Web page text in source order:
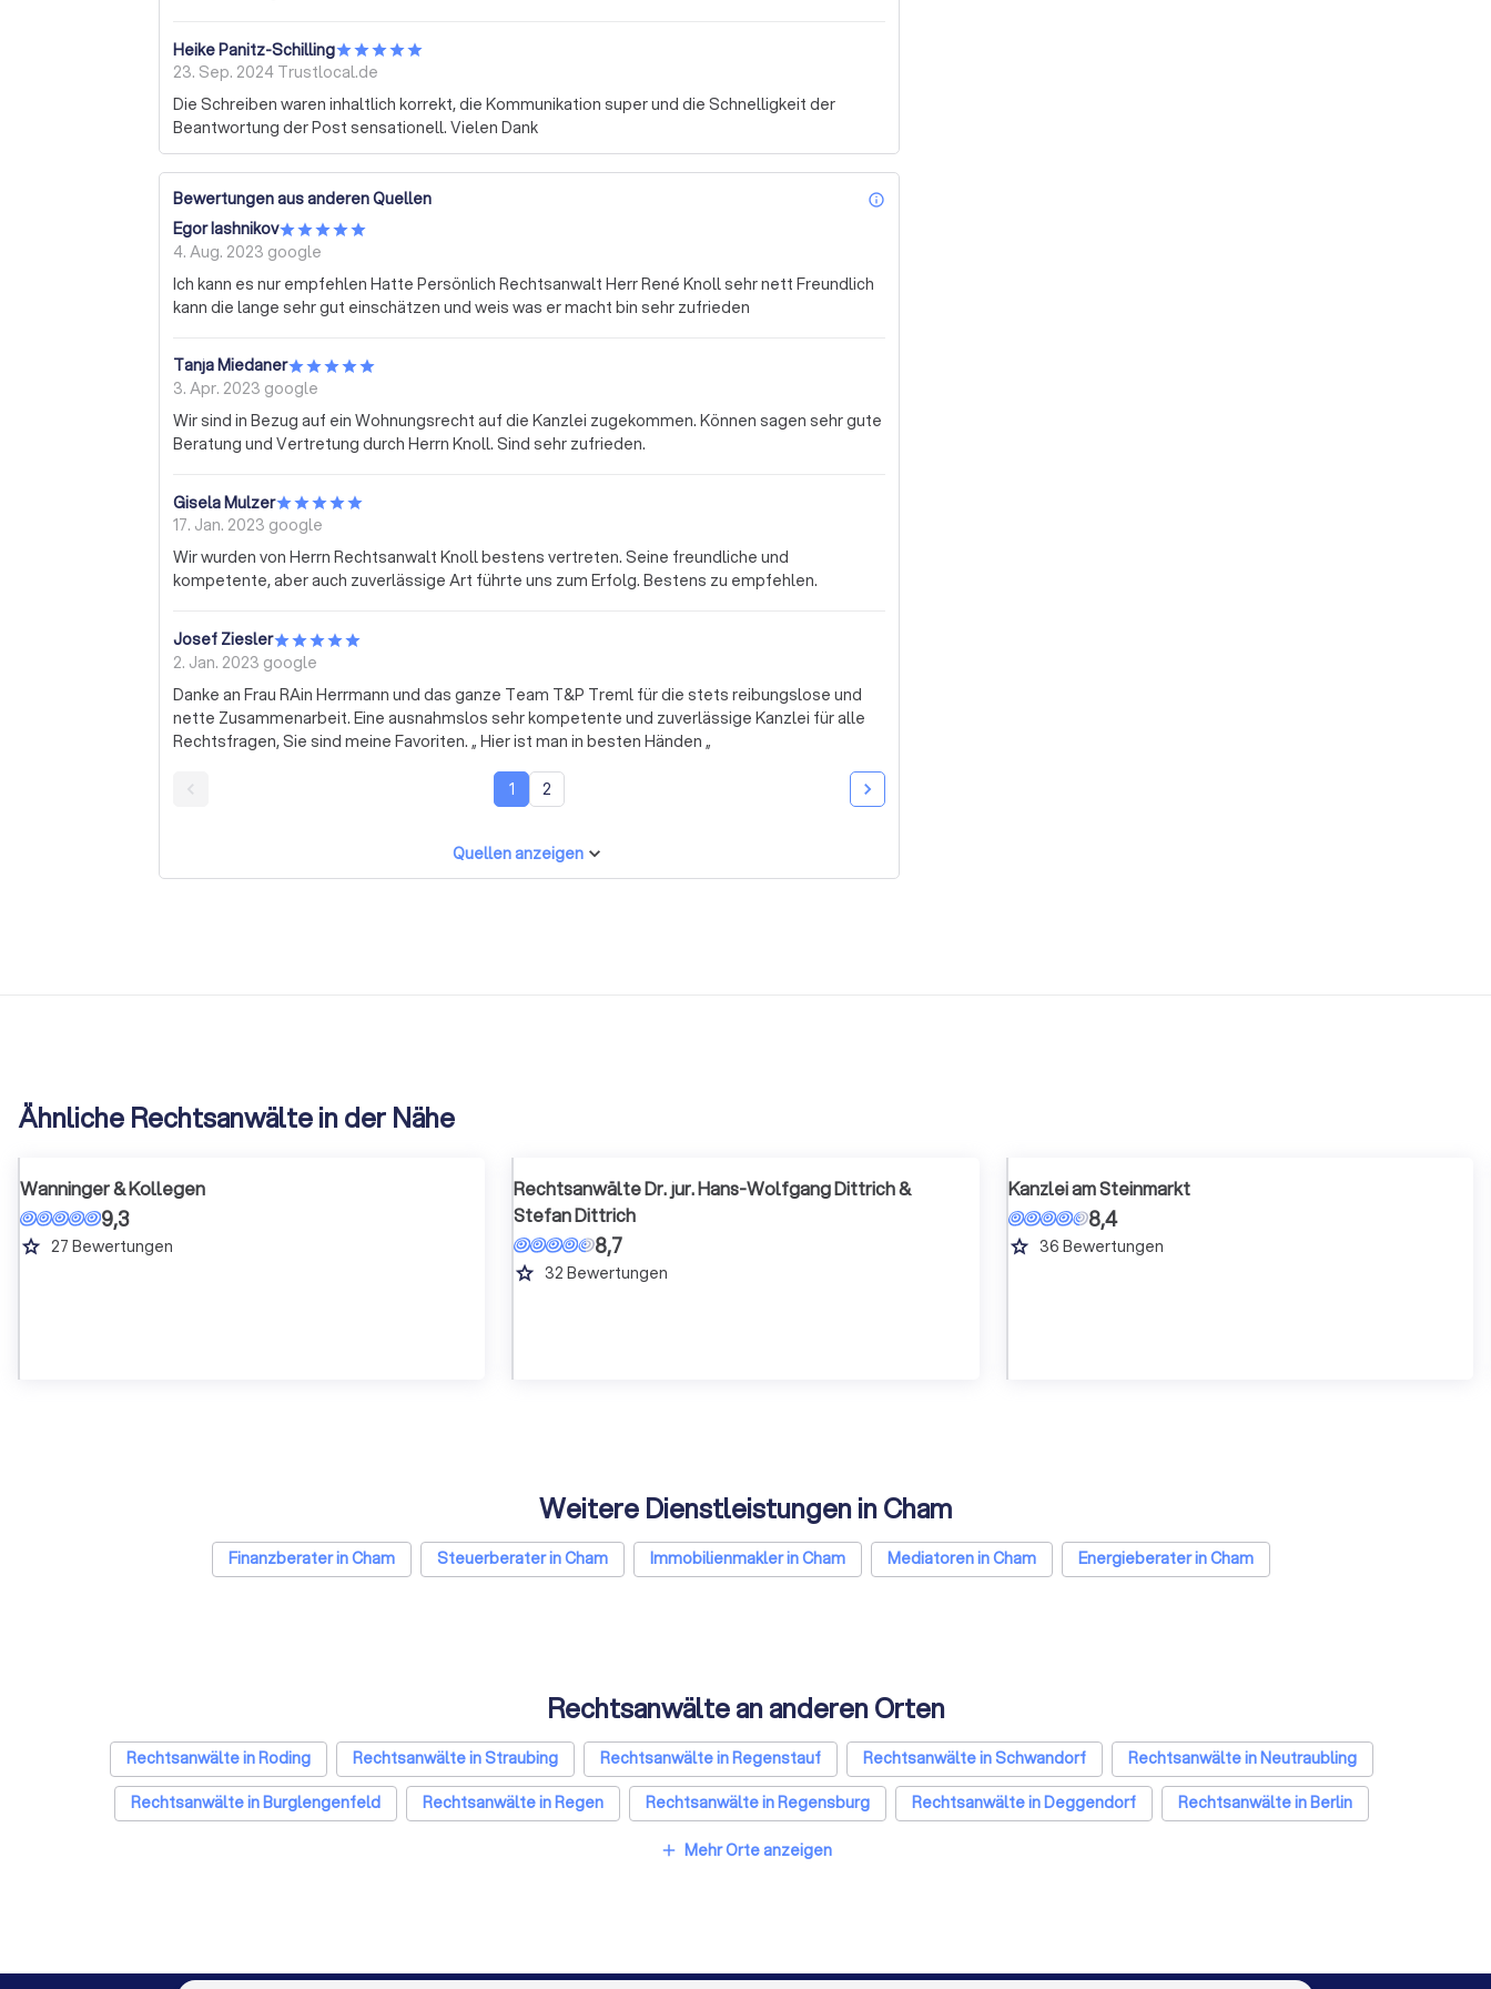
Heike Panitz-Schilling
23. Sep. 2024 Trustlocal.de
Die Schreiben waren inhaltlich korrekt, die Kommunikation super und die Schnelligkeit der
Beantwortung der Post sensationell. Vielen Dank
Bewertungen aus anderen Quellen info_outline
Egor Iashnikov
4. Aug. 2023 google
Ich kann es nur empfehlen Hatte Persönlich Rechtsanwalt Herr René Knoll sehr nett Freundlich
kann die lange sehr gut einschätzen und weis was er macht bin sehr zufrieden
Tanja Miedaner
3. Apr. 2023 google
Wir sind in Bezug auf ein Wohnungsrecht auf die Kanzlei zugekommen. Können sagen sehr gute
Beratung und Vertretung durch Herrn Knoll. Sind sehr zufrieden.
Gisela Mulzer
17. Jan. 2023 google
Wir wurden von Herrn Rechtsanwalt Knoll bestens vertreten. Seine freundliche und
kompetente, aber auch zuverlässige Art führte uns zum Erfolg. Bestens zu empfehlen.
Josef Ziesler
2. Jan. 2023 google
Danke an Frau RAin Herrmann und das ganze Team T&P Treml für die stets reibungslose und
nette Zusammenarbeit. Eine ausnahmslos sehr kompetente und zuverlässige Kanzlei für alle
Rechtsfragen, Sie sind meine Favoriten. „ Hier ist man in besten Händen „
1 2
Quellen anzeigen
Ähnliche Rechtsanwälte in der Nähe
Wanninger & Kollegen
9,3
grade 27 Bewertungen
Rechtsanwälte Dr. jur. Hans-Wolfgang Dittrich &
Stefan Dittrich
8,7
grade 32 Bewertungen
Kanzlei am Steinmarkt
8,4
grade 36 Bewertungen
Weitere Dienstleistungen in Cham
Finanzberater in Cham Steuerberater in Cham Immobilienmakler in Cham Mediatoren in Cham Energieberater in Cham
Rechtsanwälte an anderen Orten
Rechtsanwälte in Roding Rechtsanwälte in Straubing Rechtsanwälte in Regenstauf Rechtsanwälte in Schwandorf
Rechtsanwälte in Neutraubling
Rechtsanwälte in Burglengenfeld
Rechtsanwälte in Regen Rechtsanwälte in Regensburg Rechtsanwälte in Deggendorf
Rechtsanwälte in Berlin
Rechtsanwälte in Köln
Rechtsanwälte in Bonn
Rechtsanwälte in Münster
add Mehr Orte anzeigen